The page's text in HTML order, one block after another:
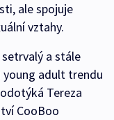
ale spojuje
vztahy.
a stále
young adult trendu
Tereza
CooBoo